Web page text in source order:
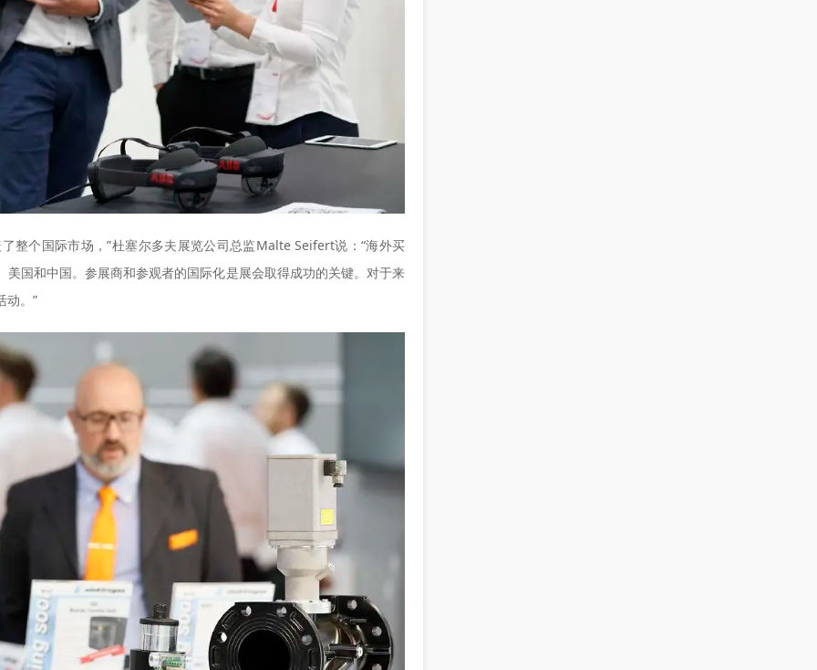
了整个国际市场，”杜塞尔多夫展览公司总监Malte Seifert说：“海外买
国和中国。参展商和参观者的国际化是展会取得成功的关键。对于来
动。”